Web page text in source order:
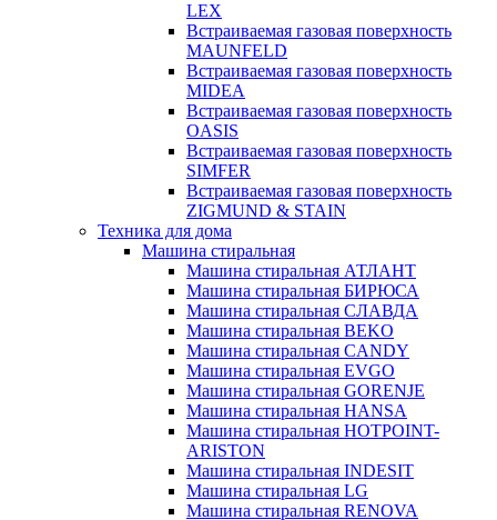
LEX
Встраиваемая газовая поверхность
MAUNFELD
Встраиваемая газовая поверхность
MIDEA
Встраиваемая газовая поверхность
OASIS
Встраиваемая газовая поверхность
SIMFER
Встраиваемая газовая поверхность
ZIGMUND & STAIN
Техника для дома
Машина стиральная
Машина стиральная АТЛАНТ
Машина стиральная БИРЮСА
Машина стиральная СЛАВДА
Машина стиральная BEKO
Машина стиральная CANDY
Машина стиральная EVGO
Машина стиральная GORENJE
Машина стиральная HANSA
Машина стиральная HOTPOINT-
ARISTON
Машина стиральная INDESIT
Машина стиральная LG
Машина стиральная RENOVA